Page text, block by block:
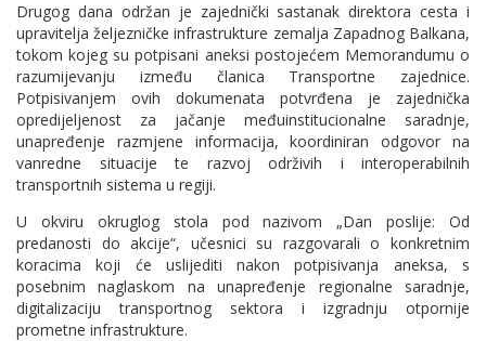
Drugog dana održan je zajednički sastanak direktora cesta i
upravitelja željezničke infrastrukture zemalja Zapadnog Balkana,
tokom kojeg su potpisani aneksi postojećem Memorandumu o
razumijevanju između članica Transportne zajednice.
Potpisivanjem ovih dokumenata potvrđena je zajednička
opredijeljenost za jačanje međuinstitucionalne saradnje,
unapređenje razmjene informacija, koordiniran odgovor na
vanredne situacije te razvoj održivih i interoperabilnih
transportnih sistema u regiji.
U okviru okruglog stola pod nazivom „Dan poslije: Od
predanosti do akcije“, učesnici su razgovarali o konkretnim
koracima koji će uslijediti nakon potpisivanja aneksa, s
posebnim naglaskom na unapređenje regionalne saradnje,
digitalizaciju transportnog sektora i izgradnju otpornije
prometne infrastrukture.